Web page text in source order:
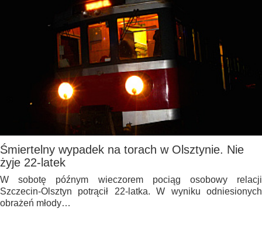
Śmiertelny wypadek na torach w Olsztynie. Nie
żyje 22-latek
W sobotę późnym wieczorem pociąg osobowy relacji
Szczecin-Olsztyn potrącił 22-latka. W wyniku odniesionych
obrażeń młody…